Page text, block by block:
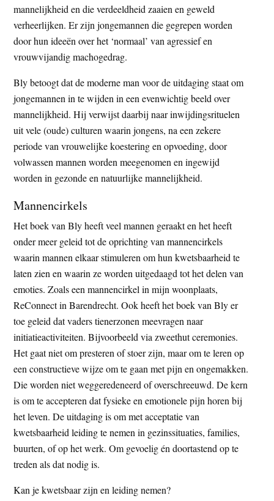
mannelijkheid en die verdeeldheid zaaien en geweld
verheerlijken. Er zijn jongemannen die gegrepen worden
door hun ideeën over het ‘normaal’ van agressief en
vrouwvijandig machogedrag.
Bly betoogt dat de moderne man voor de uitdaging staat om
jongemannen in te wijden in een evenwichtig beeld over
mannelijkheid. Hij verwijst daarbij naar inwijdingsrituelen
uit vele (oude) culturen waarin jongens, na een zekere
periode van vrouwelijke koestering en opvoeding, door
volwassen mannen worden meegenomen en ingewijd
worden in gezonde en natuurlijke mannelijkheid.
Mannencirkels
Het boek van Bly heeft veel mannen geraakt en het heeft
onder meer geleid tot de oprichting van mannencirkels
waarin mannen elkaar stimuleren om hun kwetsbaarheid te
laten zien en waarin ze worden uitgedaagd tot het delen van
emoties. Zoals een mannencirkel in mijn woonplaats,
ReConnect in Barendrecht. Ook heeft het boek van Bly er
toe geleid dat vaders tienerzonen meevragen naar
initiatieactiviteiten. Bijvoorbeeld via zweethut ceremonies.
Het gaat niet om presteren of stoer zijn, maar om te leren op
een constructieve wijze om te gaan met pijn en ongemakken.
Die worden niet weggeredeneerd of overschreeuwd. De kern
is om te accepteren dat fysieke en emotionele pijn horen bij
het leven. De uitdaging is om met acceptatie van
kwetsbaarheid leiding te nemen in gezinssituaties, families,
buurten, of op het werk. Om gevoelig én doortastend op te
treden als dat nodig is.
Kan je kwetsbaar zijn en leiding nemen?